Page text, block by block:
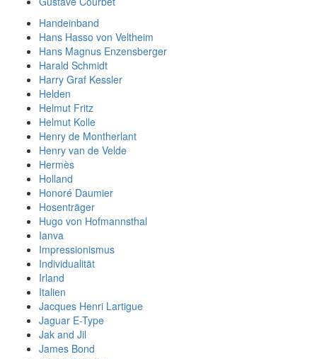
Handeinband
Hans Hasso von Veltheim
Hans Magnus Enzensberger
Harald Schmidt
Harry Graf Kessler
Helden
Helmut Fritz
Helmut Kolle
Henry de Montherlant
Henry van de Velde
Hermès
Holland
Honoré Daumier
Hosenträger
Hugo von Hofmannsthal
Ianva
Impressionismus
Individualität
Irland
Italien
Jacques Henri Lartigue
Jaguar E-Type
Jak and Jil
James Bond